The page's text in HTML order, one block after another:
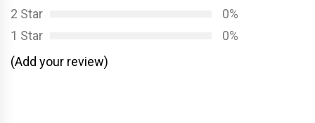
2 Star
0%
1 Star
0%
(Add your review)